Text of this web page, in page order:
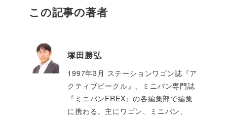
この記事の著者
塚田勝弘
1997年3月 ステーションワゴン誌『ア
クティブビークル』、ミニバン専門誌
『ミニバンFREX』の各編集部で編集
に携わる。主にワゴン、ミニバン、